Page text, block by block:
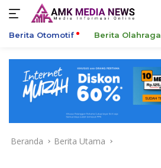
konten
Berita Otomotif Berita Olahraga
Beranda Berita Utama